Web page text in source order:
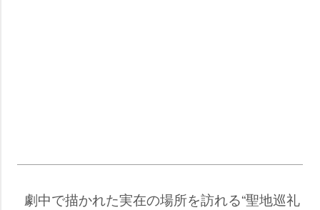
劇中で描かれた実在の場所を訪れる“聖地巡礼